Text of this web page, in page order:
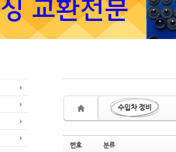
수입차 정비
번호 분류